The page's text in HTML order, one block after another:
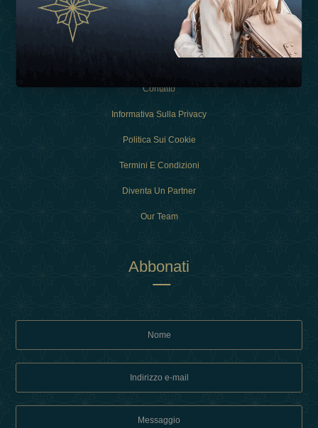
Esperienza
Contatto
Informativa Sulla Privacy
Politica Sui Cookie
Termini E Condizioni
Diventa Un Partner
Our Team
Abbonati